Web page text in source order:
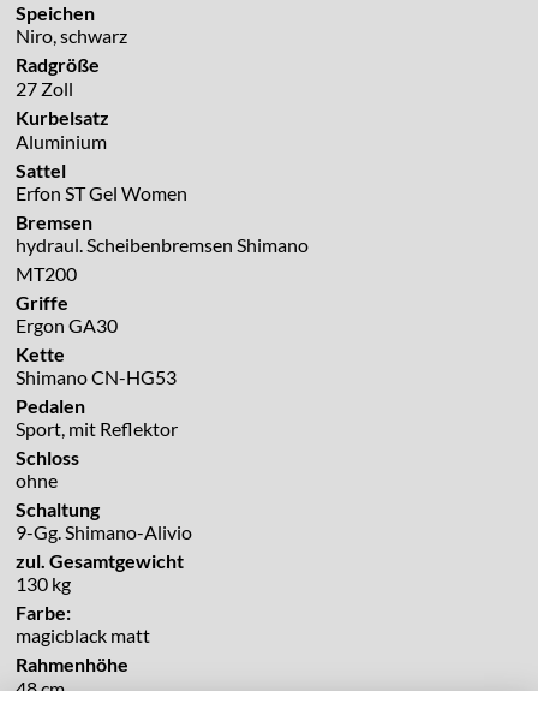
Speichen
Niro, schwarz
Radgröße
27 Zoll
Kurbelsatz
Aluminium
Sattel
Erfon ST Gel Women
Bremsen
hydraul. Scheibenbremsen Shimano
MT200
Griffe
Ergon GA30
Kette
Shimano CN-HG53
Pedalen
Sport, mit Reflektor
Schloss
ohne
Schaltung
9-Gg. Shimano-Alivio
zul. Gesamtgewicht
130 kg
Farbe:
magicblack matt
Rahmenhöhe
48 cm